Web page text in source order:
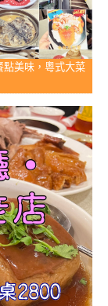
點美味，粵式大菜